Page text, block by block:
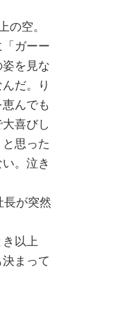
空。
ガーー
を見な
だ。り
んでも
喜びし
思った
。泣き
長が突然
以上
まって